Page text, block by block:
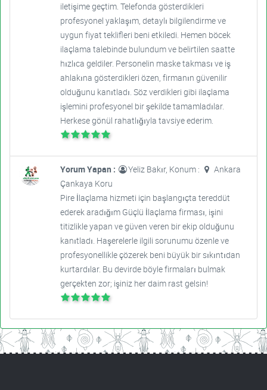
iletişime geçtim. Telefonda gösterdikleri
profesyonel yaklaşım, detaylı bilgilendirme ve
uygun fiyat teklifleri beni etkiledi. Hemen böcek
ilaçlama talebinde bulundum ve belirtilen saatte
hızlıca geldiler. Personelin maske takması ve iş
ahlakına gösterdikleri özen, firmanın güvenilir
olduğunu kanıtladı. Söz verdikleri gibi ilaçlama
işlemini profesyonel bir şekilde tamamladılar.
Herkese gönül rahatlığıyla tavsiye ederim.
Yorum Yapan : Yeliz Bakır, Konum :
Ankara
Çankaya Koru
Pire İlaçlama hizmeti için başlangıçta tereddüt
ederek aradığım Güçlü İlaçlama firması, işini
titizlikle yapan ve güven veren bir ekip olduğunu
kanıtladı. Haşerelerle ilgili sorunumu özenle ve
profesyonellikle çözerek beni büyük bir sıkıntıdan
kurtardılar. Bu devirde böyle firmaları bulmak
gerçekten zor; işiniz her daim rast gelsin!